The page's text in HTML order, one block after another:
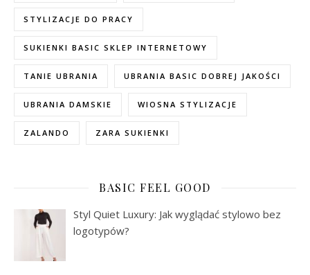
STYLIZACJE DO PRACY
SUKIENKI BASIC SKLEP INTERNETOWY
TANIE UBRANIA UBRANIA BASIC DOBREJ JAKOŚCI
UBRANIA DAMSKIE WIOSNA STYLIZACJE
ZALANDO ZARA SUKIENKI
BASIC FEEL GOOD
Styl Quiet Luxury: Jak wyglądać stylowo bez
logotypów?